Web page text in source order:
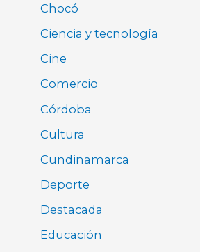
Chocó
Ciencia y tecnología
Cine
Comercio
Córdoba
Cultura
Cundinamarca
Deporte
Destacada
Educación